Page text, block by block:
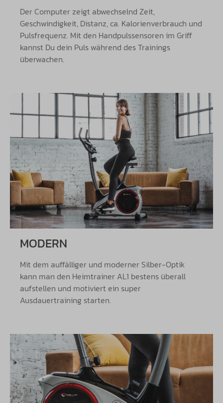
Der Computer zeigt abwechselnd Zeit,
Geschwindigkeit, Distanz, ca. Kalorienverbrauch und
Pulsfrequenz. Mit den Handpulssensoren im Griff
kannst Du dein Puls während des Trainings
überwachen.
MODERN
Mit dem auffälliger und moderner Silber-Optik
kann man den Heimtrainer AL1 bestens überall
aufstellen und motiviert ein super
Ausdauertraining starten.